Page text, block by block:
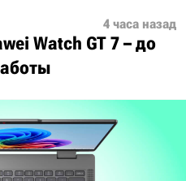
4 часа назад
Watch GT 7 – до